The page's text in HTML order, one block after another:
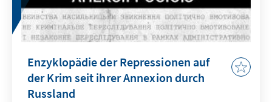
Enzyklopädie der Repressionen auf
der Krim seit ihrer Annexion durch
Russland